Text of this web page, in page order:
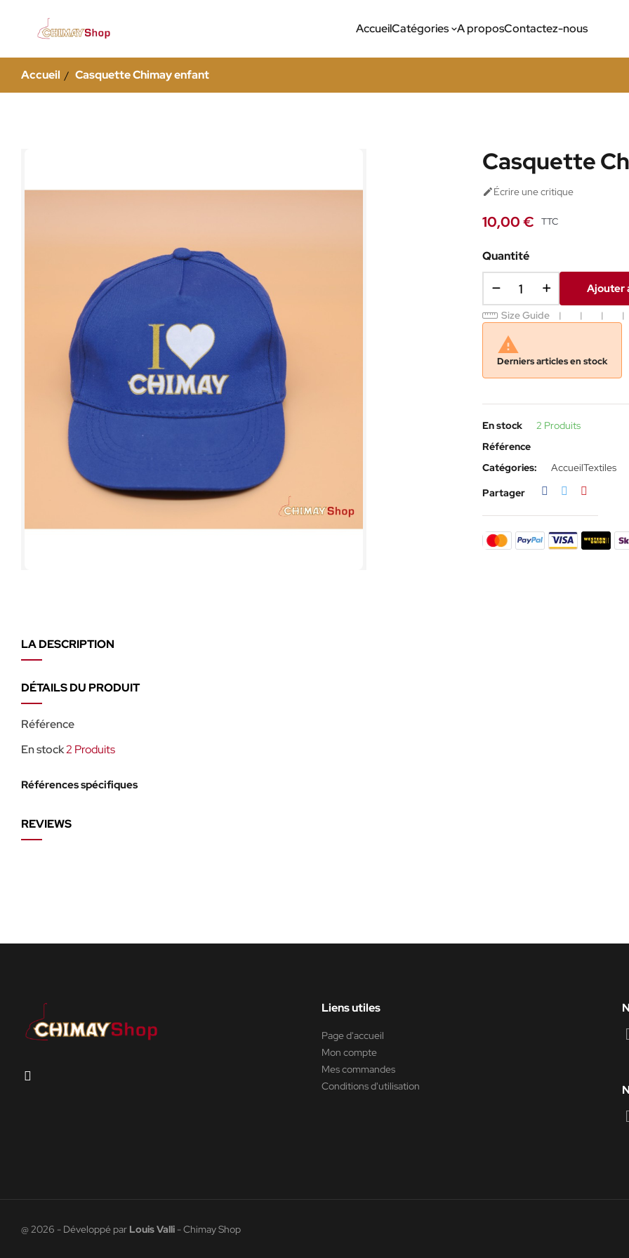
AccueilCatégories A proposContactez-nous
Accueil Casquette Chimay enfant
Casquette
Écrire une critique
10,00 € TTC
Quantité
Ajouter
Size Guide

Derniers articles en stock
En stock
2 Produits
Référence
Catégories:
AccueilTextiles
Partager
LA DESCRIPTION
DÉTAILS DU PRODUIT
Référence
En stock2 Produits
Références spécifiques
REVIEWS
Liens utiles
Page d'accueil
Mon compte
Mes commandes
Conditions d'utilisation
@ 2026 - Développé par Louis Valli - Chimay Shop